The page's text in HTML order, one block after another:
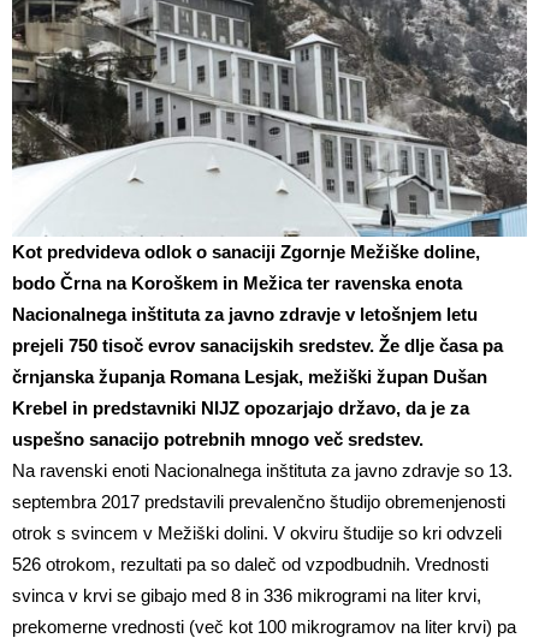
Kot predvideva odlok o sanaciji Zgornje Mežiške doline,
bodo Črna na Koroškem in Mežica ter ravenska enota
Nacionalnega inštituta za javno zdravje v letošnjem letu
prejeli 750 tisoč evrov sanacijskih sredstev. Že dlje časa pa
črnjanska županja Romana Lesjak, mežiški župan Dušan
Krebel in predstavniki NIJZ opozarjajo državo, da je za
uspešno sanacijo potrebnih mnogo več sredstev.
Na ravenski enoti Nacionalnega inštituta za javno zdravje so 13.
septembra 2017 predstavili prevalenčno študijo obremenjenosti
otrok s svincem v Mežiški dolini. V okviru študije so kri odvzeli
526 otrokom, rezultati pa so daleč od vzpodbudnih. Vrednosti
svinca v krvi se gibajo med 8 in 336 mikrogrami na liter krvi,
prekomerne vrednosti (več kot 100 mikrogramov na liter krvi) pa